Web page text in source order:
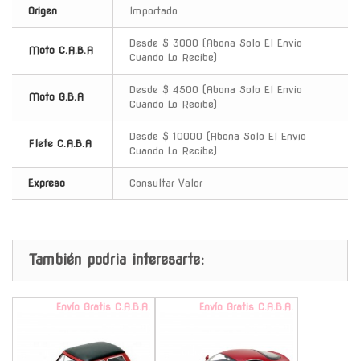
Origen Importado
Moto C.A.B.A
Desde $ 3000 (Abona Solo El Envio
Cuando Lo Recibe)
Moto G.B.A
Desde $ 4500 (Abona Solo El Envio
Cuando Lo Recibe)
Flete C.A.B.A
Desde $ 10000 (Abona Solo El Envio
Cuando Lo Recibe)
Expreso Consultar Valor
También podria interesarte:
Envío Gratis C.A.B.A. Envío Gratis C.A.B.A.